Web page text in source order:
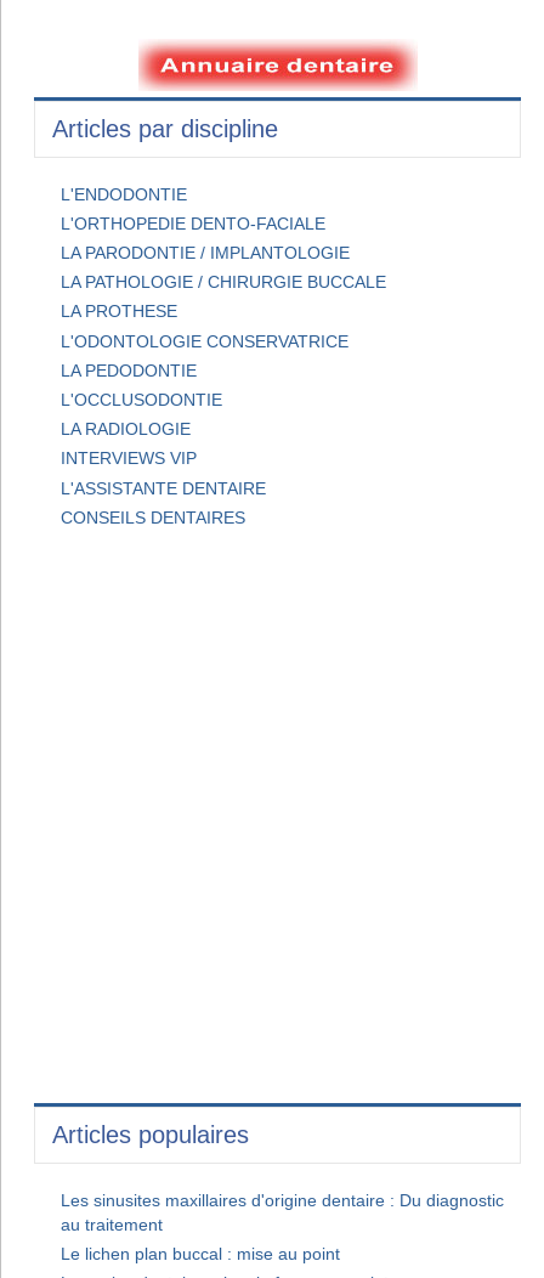
Articles par discipline
L'ENDODONTIE
L'ORTHOPEDIE DENTO-FACIALE
LA PARODONTIE / IMPLANTOLOGIE
LA PATHOLOGIE / CHIRURGIE BUCCALE
LA PROTHESE
L'ODONTOLOGIE CONSERVATRICE
LA PEDODONTIE
L'OCCLUSODONTIE
LA RADIOLOGIE
INTERVIEWS VIP
L'ASSISTANTE DENTAIRE
CONSEILS DENTAIRES
Articles populaires
Les sinusites maxillaires d'origine dentaire : Du diagnostic
au traitement
Le lichen plan buccal : mise au point